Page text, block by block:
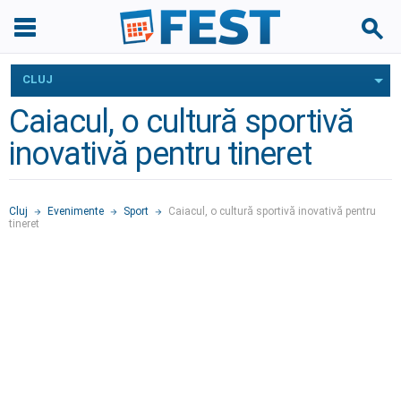
CLUJ
Caiacul, o cultură sportivă
inovativă pentru tineret
Cluj Evenimente Sport
Caiacul, o cultură sportivă inovativă pentru
tineret